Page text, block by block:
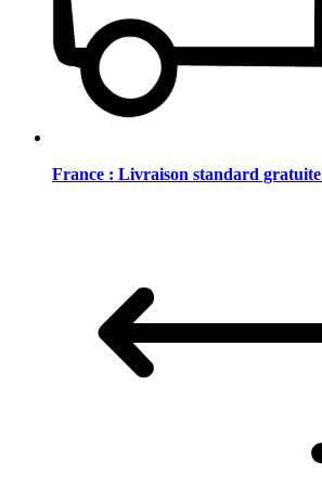
France : Livraison standard gratuite